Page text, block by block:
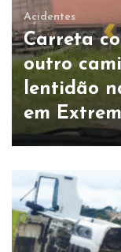
Acidentes
Carreta
outro
lentidão
em